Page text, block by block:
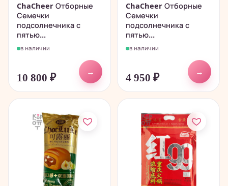
ChaCheer Отборные
Семечки
подсолнечника с
пятью...
в наличии
10 800 ₽
→
ChaCheer Отборные
Семечки
подсолнечника с
пятью...
в наличии
4 950 ₽
→